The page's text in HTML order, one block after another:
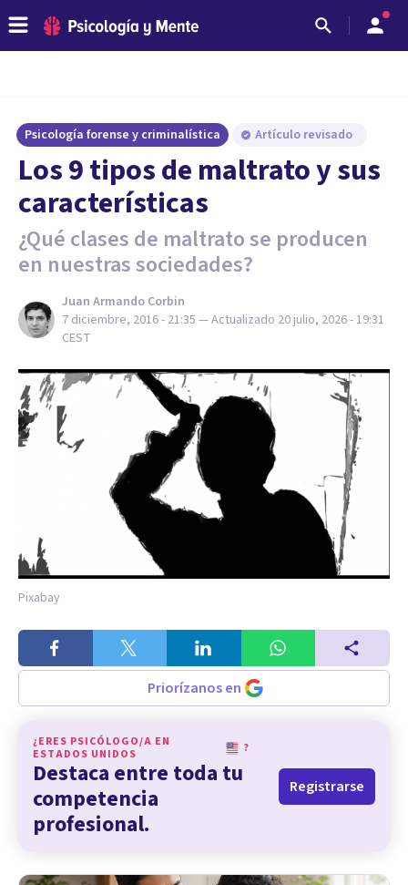
Psicología forense y criminalística Artículo revisado
​Los 9 tipos de maltrato y sus
características
¿Qué clases de maltrato se producen
en nuestras sociedades?
Juan Armando Corbin
7 diciembre, 2016 - 21:35 — Actualizado 20 julio, 2026 - 19:31
CEST
Pixabay
Priorízanos en
¿ERES PSICÓLOGO/A EN
ESTADOS UNIDOS
?
Destaca entre toda tu
competencia
profesional.
Registrarse